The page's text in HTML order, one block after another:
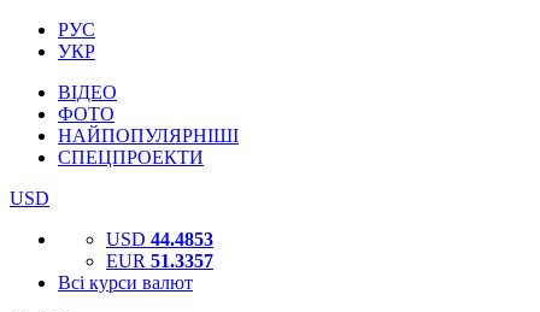
РУС
УКР
ВІДЕО
ФОТО
НАЙПОПУЛЯРНІШІ
СПЕЦПРОЕКТИ
USD
USD 44.4853
EUR 51.3357
Всі курси валют